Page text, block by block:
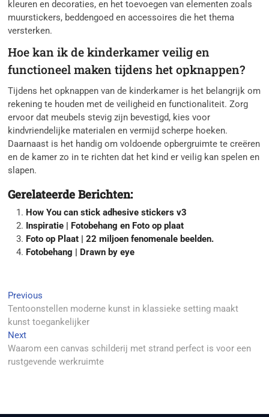
kleuren en decoraties, en het toevoegen van elementen zoals
muurstickers, beddengoed en accessoires die het thema
versterken.
Hoe kan ik de kinderkamer veilig en
functioneel maken tijdens het opknappen?
Tijdens het opknappen van de kinderkamer is het belangrijk om
rekening te houden met de veiligheid en functionaliteit. Zorg
ervoor dat meubels stevig zijn bevestigd, kies voor
kindvriendelijke materialen en vermijd scherpe hoeken.
Daarnaast is het handig om voldoende opbergruimte te creëren
en de kamer zo in te richten dat het kind er veilig kan spelen en
slapen.
Gerelateerde Berichten:
How You can stick adhesive stickers v3
Inspiratie | Fotobehang en Foto op plaat
Foto op Plaat | 22 miljoen fenomenale beelden.
Fotobehang | Drawn by eye
Berichtnavigatie
Previous
post:
Tentoonstellen moderne kunst in klassieke setting maakt
kunst toegankelijker
NextNext
post:
Waarom een canvas schilderij met strand perfect is voor een
rustgevende werkruimte